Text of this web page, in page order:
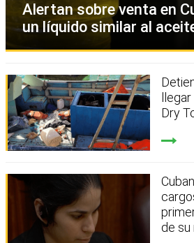
Alertan sobre venta en
un líquido similar al
Dry
de su